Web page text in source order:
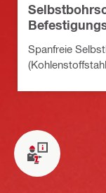
Spanfreie